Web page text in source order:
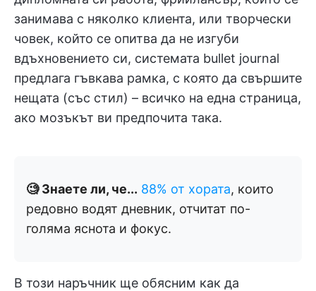
занимава с няколко клиента, или творчески
човек, който се опитва да не изгуби
вдъхновението си, системата bullet journal
предлага гъвкава рамка, с която да свършите
нещата (със стил) – всичко на една страница,
ако мозъкът ви предпочита така.
🧐 Знаете ли, че... 88% от хората, които
редовно водят дневник, отчитат по-
голяма яснота и фокус.
В този наръчник ще обясним как да